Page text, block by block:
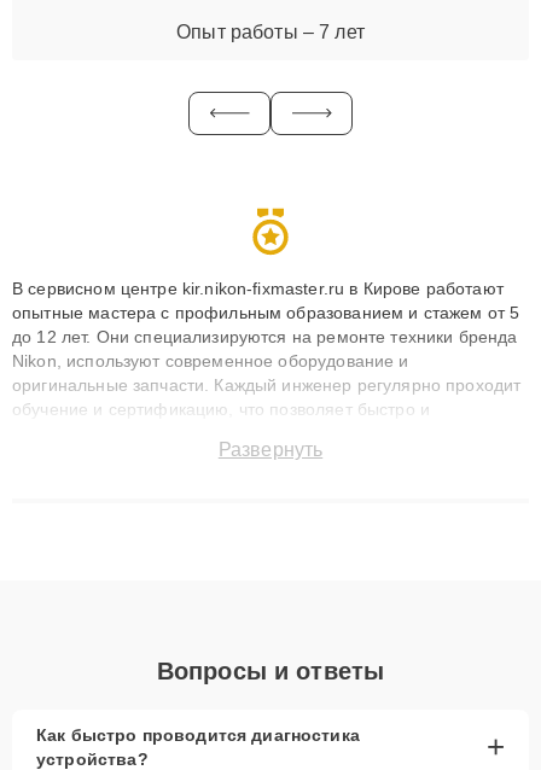
Опыт работы – 7 лет
В сервисном центре kir.nikon-fixmaster.ru в Кирове работают
опытные мастера с профильным образованием и стажем от 5
до 12 лет. Они специализируются на ремонте техники бренда
Nikon, используют современное оборудование и
оригинальные запчасти. Каждый инженер регулярно проходит
обучение и сертификацию, что позволяет быстро и
сохранением гарантии до 3 лет. Наши мастера решают
Развернуть
Вопросы и ответы
Как быстро проводится диагностика
устройства?
+